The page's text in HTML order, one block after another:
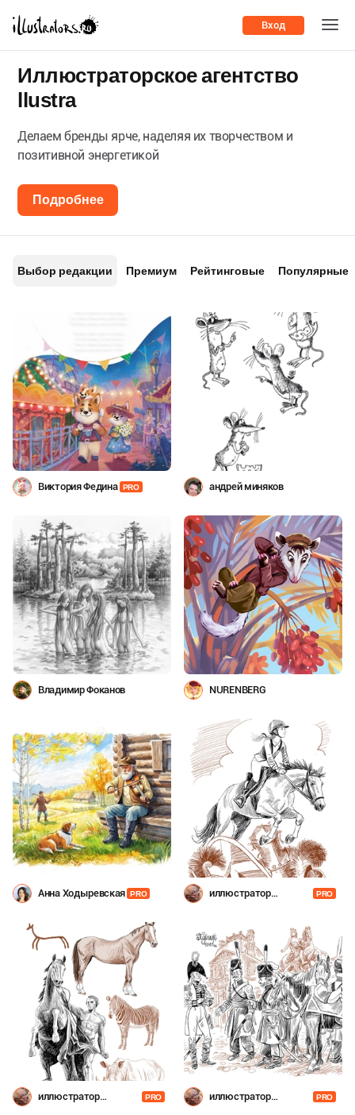
Вход
Иллюстраторское агентство
llustra
Делаем бренды ярче, наделяя их творчеством и
позитивной энергетикой
Подробнее
Выбор редакции Премиум Рейтинговые Популярные
Виктория Федина PRO андрей миняков
Владимир Фоканов NURENBERG
Анна Ходыревская PRO
иллюстратор
PRO
иллюстратор
PRO
иллюстратор
PRO